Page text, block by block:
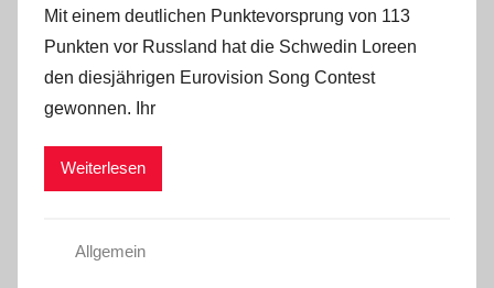
Mit einem deutlichen Punktevorsprung von 113
Punkten vor Russland hat die Schwedin Loreen
den diesjährigen Eurovision Song Contest
gewonnen. Ihr
Weiterlesen
Allgemein